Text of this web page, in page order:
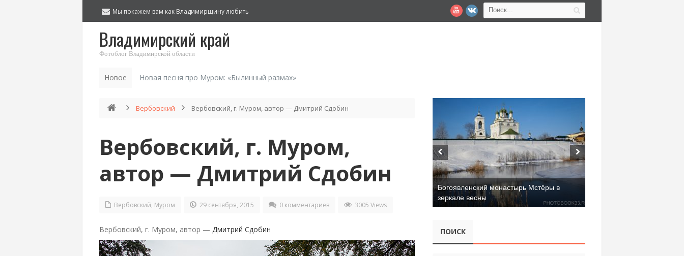
Мы покажем вам как Владимирщину любить
Владимирский край
Фотоблог Владимирской области
Новое Новая песня про Муром: «Былинный размах»
Вербовский Вербовский, г. Муром, автор — Дмитрий Сдобин
Вербовский, г. Муром,
автор — Дмитрий Сдобин
Вербовский, Муром 29 сентября, 2015 0 комментариев 3005 Views
Вербовский, г. Муром, автор — Дмитрий Сдобин
Богоявленский монастырь Мстёры в
зеркале весны
ПОИСК